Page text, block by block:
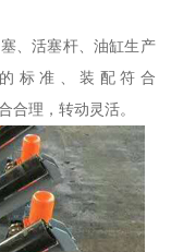
、活塞杆、油缸生产
的标准、装配符合
合理，转动灵活。